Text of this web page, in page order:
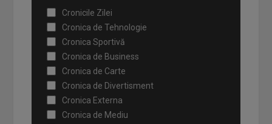
Cronicile Zilei
Cronica de Tehnologie
Cronica Sportivă
Cronica de Business
Cronica de Carte
Cronica de Divertisment
Cronica Externa
Cronica de Mediu